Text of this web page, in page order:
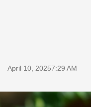
April 10, 20257:29 AM